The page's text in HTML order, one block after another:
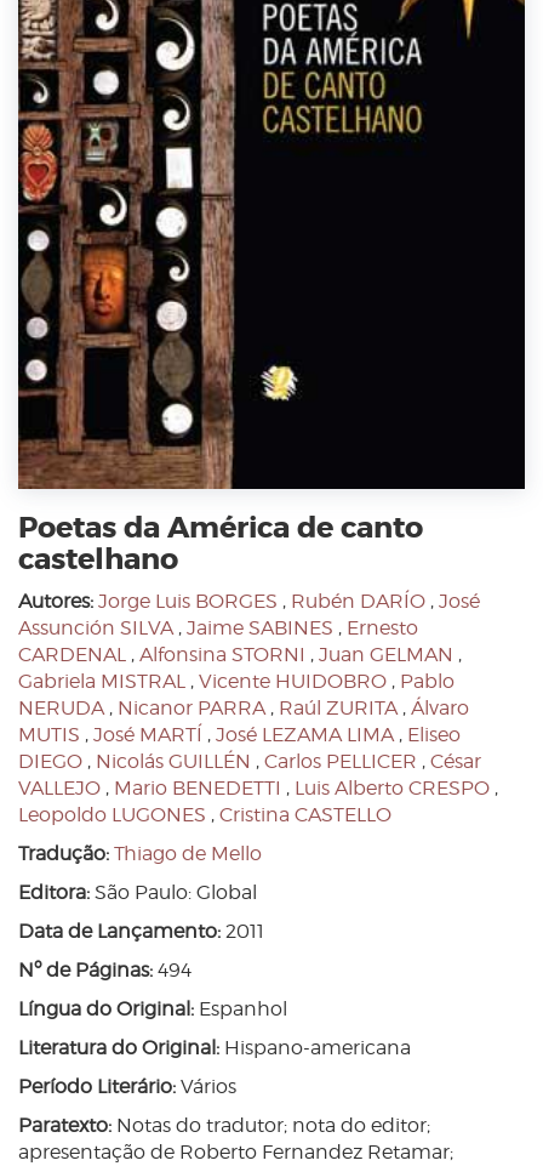
Poetas da América de canto
castelhano
Autores: Jorge Luis BORGES , Rubén DARÍO , José
Assunción SILVA, Jaime SABINES , Ernesto
CARDENAL , Alfonsina STORNI , Juan GELMAN ,
Gabriela MISTRAL , Vicente HUIDOBRO , Pablo
NERUDA, Nicanor PARRA, Raúl ZURITA, Álvaro
MUTIS , José MARTÍ , José LEZAMA LIMA, Eliseo
DIEGO , Nicolás GUILLÉN , Carlos PELLICER , César
VALLEJO , Mario BENEDETTI , Luis Alberto CRESPO ,
Leopoldo LUGONES , Cristina CASTELLO
Tradução: Thiago de Mello
Editora: São Paulo: Global
Data de Lançamento: 2011
Nº de Páginas: 494
Língua do Original: Espanhol
Literatura do Original: Hispano-americana
Período Literário: Vários
Paratexto: Notas do tradutor; nota do editor;
apresentação de Roberto Fernandez Retamar;